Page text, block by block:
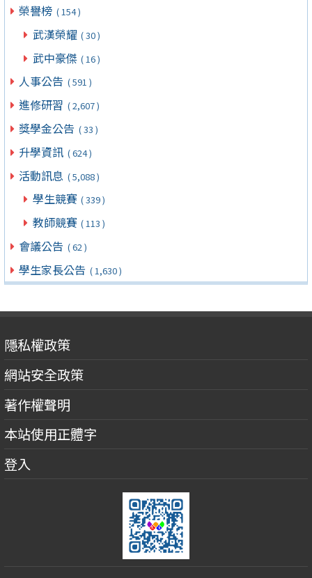
榮譽榜 ( 154 )
武漢榮耀 ( 30 )
武中豪傑 ( 16 )
人事公告 ( 591 )
進修研習 ( 2,607 )
獎學金公告 ( 33 )
升學資訊 ( 624 )
活動訊息 ( 5,088 )
學生競賽 ( 339 )
教師競賽 ( 113 )
會議公告 ( 62 )
學生家長公告 ( 1,630 )
隱私權政策
網站安全政策
著作權聲明
本站使用正體字
登入